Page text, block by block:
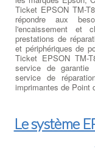
Ticket EPSON TM-
répondre aux
l'encaissement et
prestations de
et périphériques de
Ticket EPSON TM-
service de garantie
service de
imprimantes de Point
Le système